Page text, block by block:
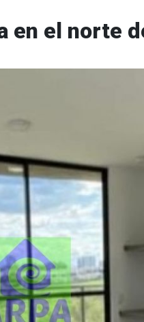
en el norte